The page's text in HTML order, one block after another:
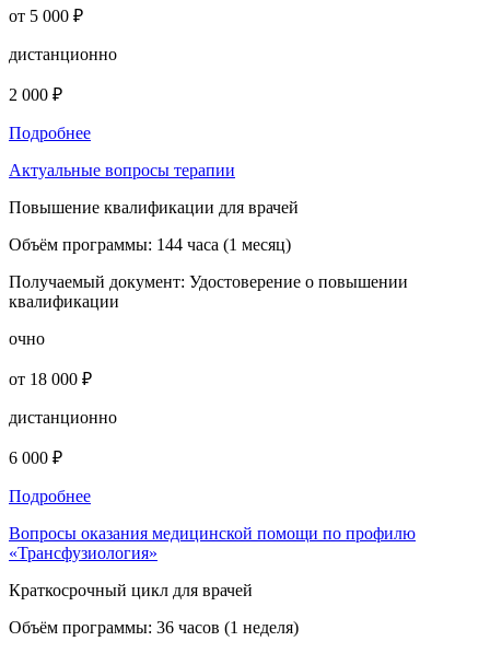
от 5 000 ₽
дистанционно
2 000 ₽
Подробнее
Актуальные вопросы терапии
Повышение квалификации для врачей
Объём программы: 144 часа (1 месяц)
Получаемый документ: Удостоверение о повышении
квалификации
очно
от 18 000 ₽
дистанционно
6 000 ₽
Подробнее
Вопросы оказания медицинской помощи по профилю
«Трансфузиология»
Краткосрочный цикл для врачей
Объём программы: 36 часов (1 неделя)